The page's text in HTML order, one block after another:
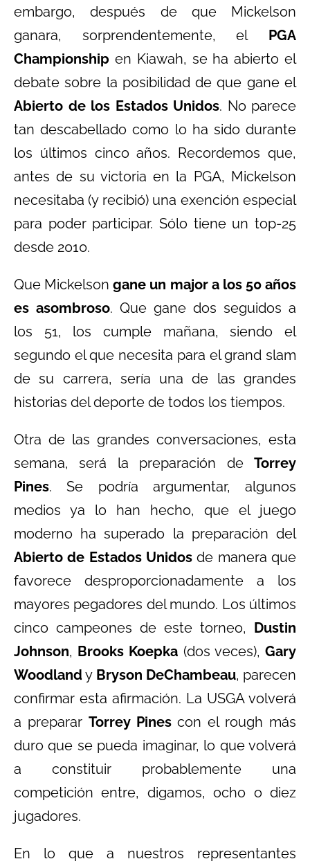
embargo, después de que Mickelson
ganara, sorprendentemente, elPGA
Championship en Kiawah, se ha abierto el
debate sobre la posibilidad de que gane el
Abierto de los Estados Unidos. No parece
tan descabellado como lo ha sido durante
los últimos cinco años. Recordemos que,
antes de su victoria en la PGA, Mickelson
necesitaba (y recibió) una exención especial
para poder participar. Sólo tiene un top-25
desde 2010.
Que Mickelsongane un major a los 50 años
es asombroso. Que gane dos seguidos a
los 51, los cumple mañana, siendo el
segundo el que necesita para el grand slam
de su carrera, sería una de las grandes
historias del deporte de todos los tiempos.
Otra de las grandes conversaciones, esta
semana, será la preparación de Torrey
Pines. Se podría argumentar, algunos
medios ya lo han hecho, que el juego
moderno ha superado la preparación del
Abierto de Estados Unidosde manera que
favorece desproporcionadamente a los
mayores pegadores del mundo. Los últimos
cinco campeones de este torneo, Dustin
Johnson, Brooks Koepka (dos veces),Gary
Woodlandy Bryson DeChambeau, parecen
confirmar esta afirmación. La USGA volverá
a preparar Torrey Pinescon el rough más
duro que se pueda imaginar, lo que volverá
a constituir probablemente una
competición entre, digamos, ocho o diez
jugadores.
En lo que a nuestros representantes